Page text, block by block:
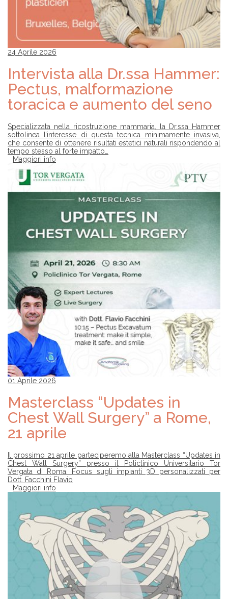
24 Aprile 2026
Intervista alla Dr.ssa Hammer:
Pectus, malformazione
toracica e aumento del seno
Specializzata nella ricostruzione mammaria, la Dr.ssa Hammer
sottolinea l’interesse di questa tecnica minimamente invasiva,
che consente di ottenere risultati estetici naturali rispondendo al
tempo stesso al forte impatto…
Maggiori info
01 Aprile 2026
Masterclass “Updates in
Chest Wall Surgery” a Rome,
21 aprile
Il prossimo 21 aprile parteciperemo alla Masterclass “Updates in
Chest Wall Surgery” presso il Policlinico Universitario Tor
Vergata di Roma. Focus sugli impianti 3D personalizzati per
Dott. Facchini Flavio
Maggiori info